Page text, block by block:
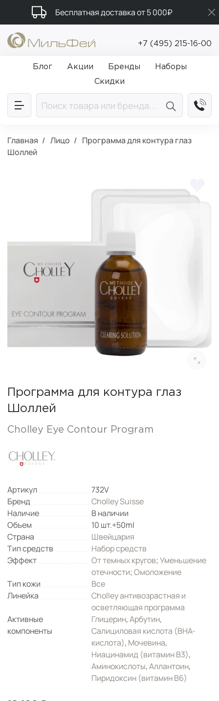
Бесплатная доставка от 5 000₽
Подарки в каждый заказ от 5 000₽
Промокод ПРИВЕТ
+7 (495) 215-16-00
Блог Акции Бренды
Наборы
Скидки
Главная Лицо
Программа для контура глаз
Шоллей
Программа для контура глаз
Шоллей
Cholley Eye Contour Program
Артикул
732V
Бренд
Cholley Suisse
Наличие
В наличии
Объем
10 шт.+50ml
Страна
Швейцария
Тип средств
Набор средств
Эффект
От темных кругов;Уменьшение
отечности;Омоложение
Тип кожи
Все
Линейка
Cholley антивозрастная и
осветляющая программа
Активные
компоненты
Глицерин,Арбутин,
Салициловая кислота (ВНА-
кислота), Мочевина,
Ниацинамид (витамин B3),
Аминокислоты,Аллантоин,
Пиридоксин (витамин B6)